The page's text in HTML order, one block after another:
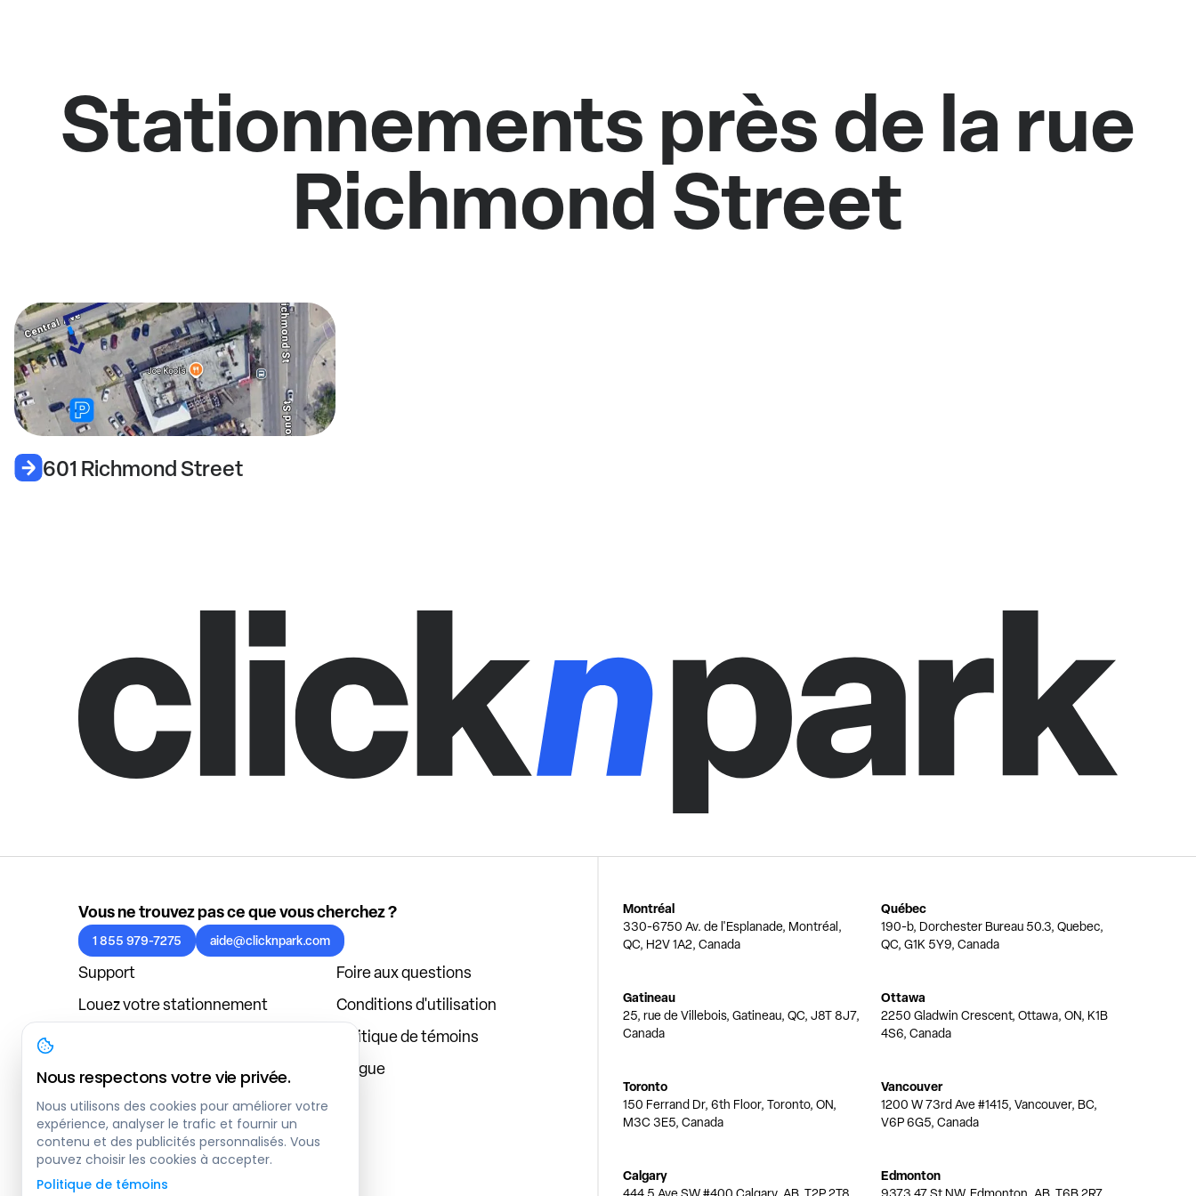
Stationnements près de la rue
Richmond Street
601 Richmond Street
Vous ne trouvez pas ce que vous cherchez ?
1 855 979-7275 aide@clicknpark.com
Support
Foire aux questions
Louez votre stationnement
Conditions d'utilisation
Politique de témoins
À propos
Blogue
Connexion au tableau de bord
Montréal
330-6750 Av. de l'Esplanade, Montréal,
QC, H2V 1A2, Canada
Québec
190-b, Dorchester Bureau 50.3, Quebec,
QC, G1K 5Y9, Canada
Gatineau
25, rue de Villebois, Gatineau, QC, J8T 8J7,
Canada
Ottawa
2250 Gladwin Crescent, Ottawa, ON, K1B
4S6, Canada
Toronto
150 Ferrand Dr, 6th Floor, Toronto, ON,
M3C 3E5, Canada
Vancouver
1200 W 73rd Ave #1415, Vancouver, BC,
V6P 6G5, Canada
Calgary Edmonton
Nous respectons votre vie privée.
Nous utilisons des cookies pour améliorer votre
expérience, analyser le trafic et fournir un
contenu et des publicités personnalisés. Vous
pouvez choisir les cookies à accepter.
Politique de témoins